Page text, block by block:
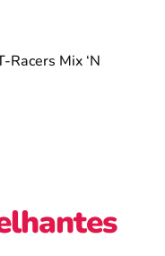
Racers Mix ‘N